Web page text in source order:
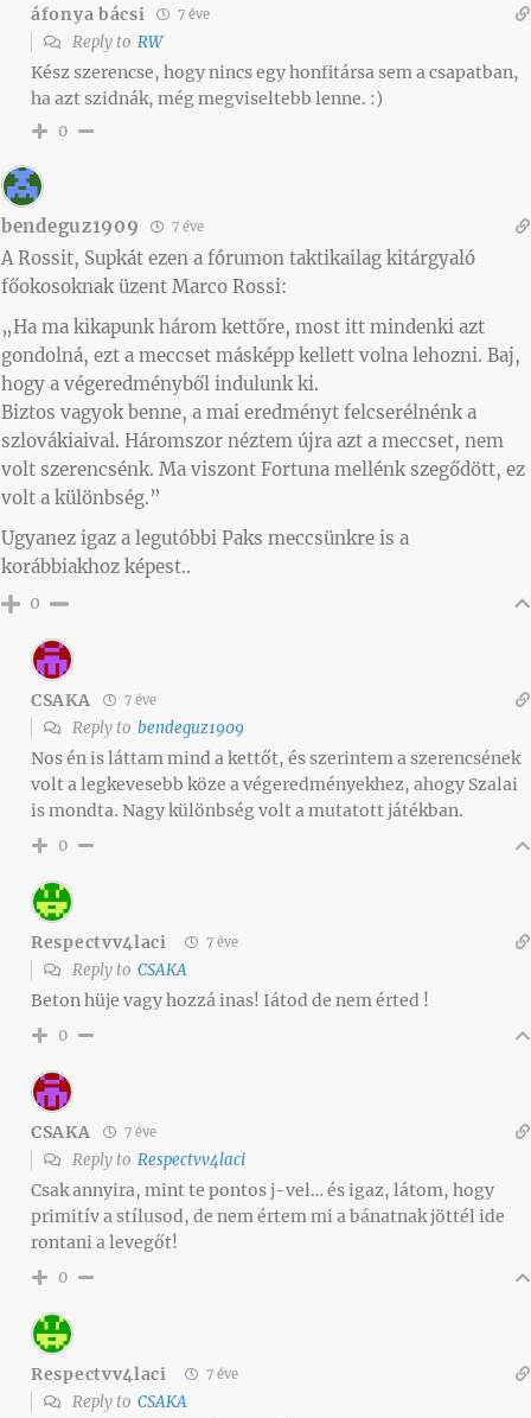
áfonya bácsi 7 éve
Reply to RW
Kész szerencse, hogy nincs egy honfitársa sem a csapatban,
ha azt szidnák, még megviseltebb lenne. :)
0
bendeguz1909 7 éve
A Rossit, Supkát ezen a fórumon taktikailag kitárgyaló
főokosoknak üzent Marco Rossi:
„Ha ma kikapunk három kettőre, most itt mindenki azt
gondolná, ezt a meccset másképp kellett volna lehozni. Baj,
hogy a végeredményből indulunk ki.
Biztos vagyok benne, a mai eredményt felcserélnénk a
szlovákiaival. Háromszor néztem újra azt a meccset, nem
volt szerencsénk. Ma viszont Fortuna mellénk szegődött, ez
volt a különbség.”
Ugyanez igaz a legutóbbi Paks meccsünkre is a
korábbiakhoz képest..
0
CSAKA 7 éve
Reply to bendeguz1909
Nos én is láttam mind a kettőt, és szerintem a szerencsének
volt a legkevesebb köze a végeredményekhez, ahogy Szalai
is mondta. Nagy különbség volt a mutatott játékban.
0
Respectvv4laci 7 éve
Reply to CSAKA
Beton hüje vagy hozzá inas! Iátod de nem érted !
0
CSAKA 7 éve
Reply to Respectvv4laci
Csak annyira, mint te pontos j-vel… és igaz, látom, hogy
primitív a stílusod, de nem értem mi a bánatnak jöttél ide
rontani a levegőt!
0
Respectvv4laci 7 éve
Reply to CSAKA